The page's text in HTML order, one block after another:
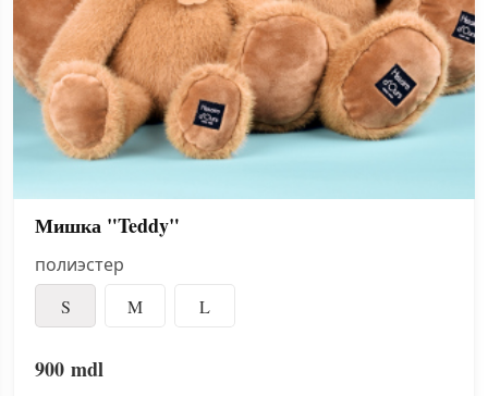
Мишка "Teddy"
полиэстер
S M L
900 mdl